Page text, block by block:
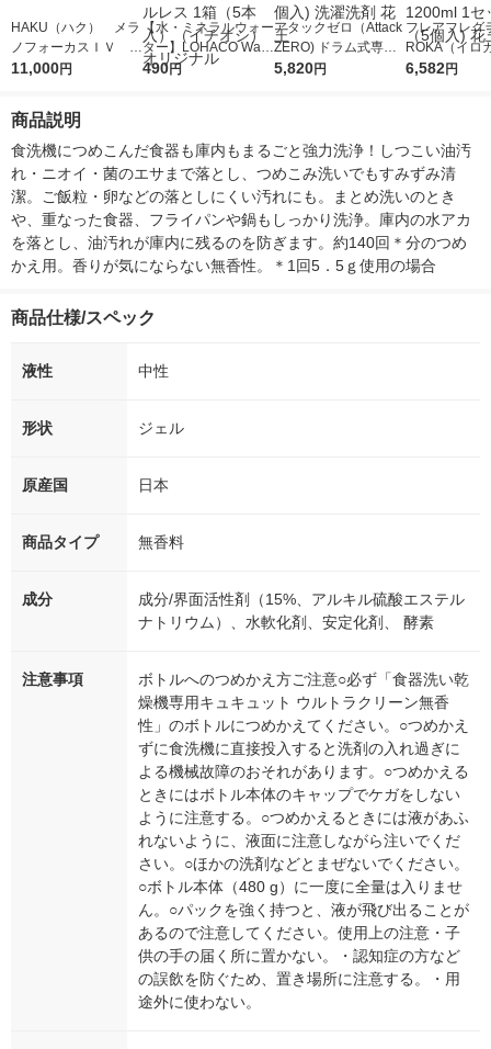
HAKU（ハク） メラ
ノフォーカスＩＶ 4
5ｇ 資生堂 おまけ
11,000円
【水・ミネラルウォー
ター】LOHACO Wate
r（ロハコウォータ
490円
アタックゼロ（Attack
ZERO) ドラム式専用
詰め替え メガジャン
5,820円
フレアフレグ
ROKA（イロ
イキッドリリ
6,582円
商品説明
食洗機につめこんだ食器も庫内もまるごと強力洗浄！しつこい油汚
れ・ニオイ・菌のエサまで落とし、つめこみ洗いでもすみずみ清
潔。ご飯粒・卵などの落としにくい汚れにも。まとめ洗いのとき
や、重なった食器、フライパンや鍋もしっかり洗浄。庫内の水アカ
を落とし、油汚れが庫内に残るのを防ぎます。約140回＊分のつめ
かえ用。香りが気にならない無香性。＊1回5．5ｇ使用の場合
商品仕様/スペック
液性 中性
形状 ジェル
原産国 日本
商品タイプ 無香料
成分
成分/界面活性剤（15%、アルキル硫酸エステル
ナトリウム）、水軟化剤、安定化剤、 酵素
注意事項
ボトルへのつめかえ方ご注意○必ず「食器洗い乾
燥機専用キュキュット ウルトラクリーン無香
性」のボトルにつめかえてください。○つめかえ
ずに食洗機に直接投入すると洗剤の入れ過ぎに
よる機械故障のおそれがあります。○つめかえる
ときにはボトル本体のキャップでケガをしない
ように注意する。○つめかえるときには液があふ
れないように、液面に注意しながら注いでくだ
さい。○ほかの洗剤などとまぜないでください。
○ボトル本体（480 g）に一度に全量は入りませ
ん。○パックを強く持つと、液が飛び出ることが
あるので注意してください。使用上の注意・子
供の手の届く所に置かない。・認知症の方など
の誤飲を防ぐため、置き場所に注意する。・用
途外に使わない。